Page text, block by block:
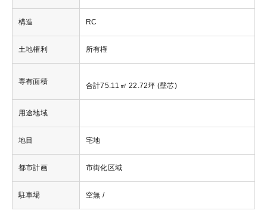
構造 RC
土地権利 所有権
専有面積
合計75.11㎡ 22.72坪 (壁芯)
用途地域
地目 宅地
都市計画 市街化区域
駐車場 空無 /